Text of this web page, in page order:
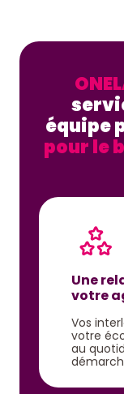
équipe
pour le
Une
votre
Vos
votre
au